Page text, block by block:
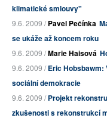
klimatické smlouvy"
9.6. 2009 /Pavel Pečínka
se ukáže až koncem roku
9.6. 2009 /Marie Haisová
9.6. 2009 /Eric
sociální demokracie
9.6. 2009 /Projekt
zkušenosti s rekonstrukcí